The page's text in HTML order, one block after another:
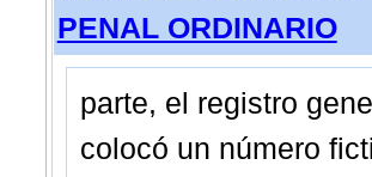
PENAL ORDINARIO
parte, el registro
colocó un número